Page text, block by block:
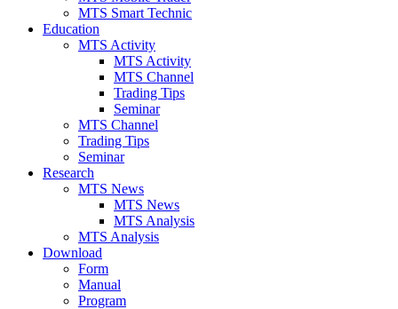
MTS Smart Technic
Education
MTS Activity
MTS Activity
MTS Channel
Trading Tips
Seminar
MTS Channel
Trading Tips
Seminar
Research
MTS News
MTS News
MTS Analysis
MTS Analysis
Download
Form
Manual
Program